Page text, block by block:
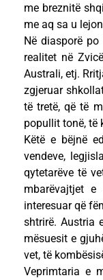
me breznitë
me aq sa u
Në diasporë
realitet në
Australi, etj.
zgjeruar
të tretë, që të
popullit tonë, të
Këtë e bëjnë
vendeve,
qytetarëve të
mbarëvajtjet
interesuar që
shtrirë. Austria
mësuesit e
vet, të
Veprimtaria e